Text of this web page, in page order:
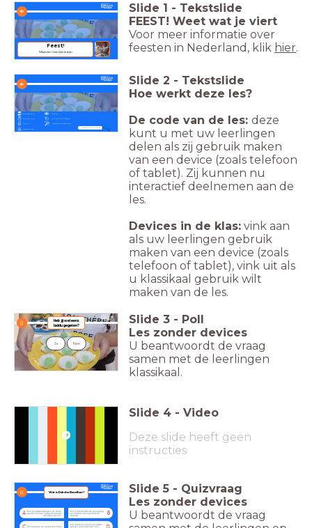
Feest!
Maak een heerlijke laddu
Slide 1 - Tekstslide
FEEST! Weet wat je viert
Voor meer informatie over
feesten in Nederland, klik hier.
Dit leer je nu
Doen! Afbeelding vergroten
Klik op de hotspot
Navigeren door de les
Slide 2 - Tekstslide
Hoe werkt deze les?
De code van de les: deze
kunt u met uw leerlingen
delen als zij gebruik maken
van een device (zoals telefoon
of tablet). Zij kunnen nu
interactief deelnemen aan de
les.
Devices in de klas: vink aan
als uw leerlingen gebruik
maken van een device (zoals
telefoon of tablet), vink uit als
u klassikaal gebruik wilt
maken van de les.
Heb jij wel eens
laddu gegeten?
Ja Nee
Slide 3 - Poll
Les zonder devices
U beantwoordt de vraag
samen met de leerlingen
klassikaal.
Slide 4 - Video
Deze slide heeft geen
instructies
Wat is Raksha Bandhan?
A Een nieuwsjaarsfeest in de lente,
waarbij mensen gekleurd poeder
op elkaar gooien. B
Een feest waarbij de verjaardag
van Krishna (een god) wordt
gevierd.
Het feest van de duizend lichtjes.
Een feest voor broers en zussen,
waarbij broers beloven hun
Slide 5 - Quizvraag
Les zonder devices
U beantwoordt de vraag